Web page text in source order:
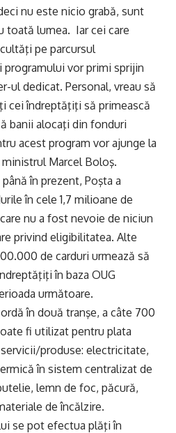
nu este nicio grabă, sunt
toată lumea. Iar cei care
pe parcursul
programului vor primi sprijin
ul dedicat. Personal, vreau să
cei îndreptăţiţi să primească
banii alocaţi din fonduri
acest program vor ajunge la
ministrul Marcel Boloş.
în prezent, Poşta a
în cele 1,7 milioane de
nu a fost nevoie de niciun
privind eligibilitatea. Alte
de carduri urmează să
în baza OUG
următoare.
în două tranşe, a câte 700
fi utilizat pentru plata
produse: electricitate,
în sistem centralizat de
lemn de foc, păcură,
de încălzire.
se pot efectua plăţi în